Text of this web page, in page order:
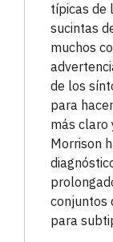
típicas de
sucintas
muchos
de los
para
más claro
Morrison
conjuntos
para